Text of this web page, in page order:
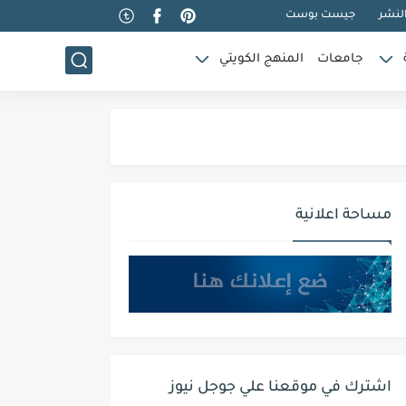
جيست بوست
جامعات المنهج الكويتي
مساحة اعلانية
اشترك في موقعنا علي جوجل نيوز